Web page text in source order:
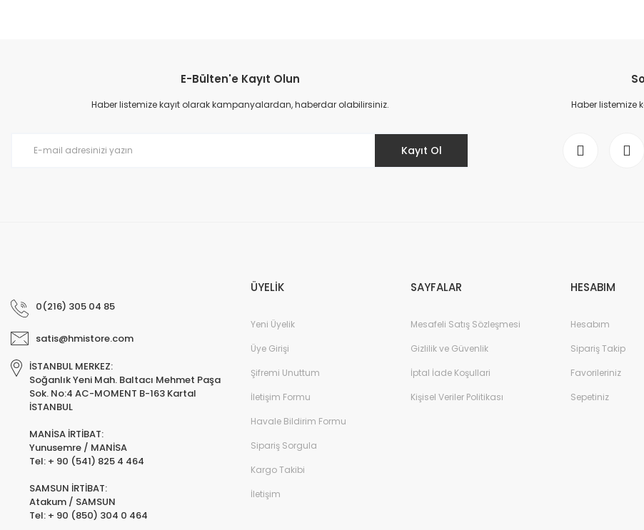
Ürün resmi kalitesiz, bozuk veya görüntülenemiyor.
Ürün açıklamasında eksik bilgiler bulunuyor.
E-Bülten'e Kayıt Olun
Haber listemize kayıt olarak kampanyalardan, haberdar olabilirsiniz.
Kayıt Ol
Haber listemize
0(216) 305 04 85
satis@hmistore.com
İSTANBUL MERKEZ:
Soğanlık Yeni Mah. Baltacı Mehmet Paşa
Sok. No:4 AC-MOMENT B-163 Kartal
İSTANBUL
MANİSA İRTİBAT:
Yunusemre / MANİSA
Tel: + 90 (541) 825 4 464
SAMSUN İRTİBAT:
Atakum / SAMSUN
Tel: + 90 (850) 304 0 464
ÜYELİK
Yeni Üyelik
Üye Girişi
Şifremi Unuttum
İletişim Formu
Havale Bildirim Formu
Sipariş Sorgula
Kargo Takibi
İletişim
SAYFALAR
Mesafeli Satış Sözleşmesi
Gizlilik ve Güvenlik
İptal İade Koşullari
Kişisel Veriler Politikası
HESABIM
Hesabım
Sipariş Takip
Favorileriniz
Sepetiniz